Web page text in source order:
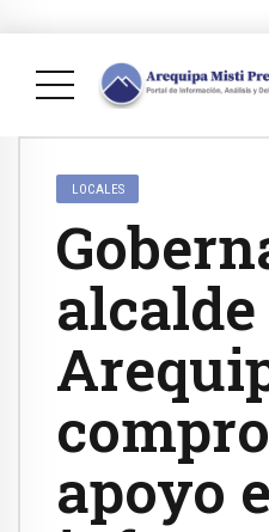
LOCALES
alcalde
apoyo